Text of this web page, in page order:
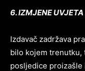
6. IZMJENE
Izdavač zadržava
bilo kojem trenutku,
posljedice proizašle